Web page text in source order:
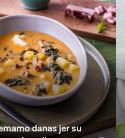
danas jer su